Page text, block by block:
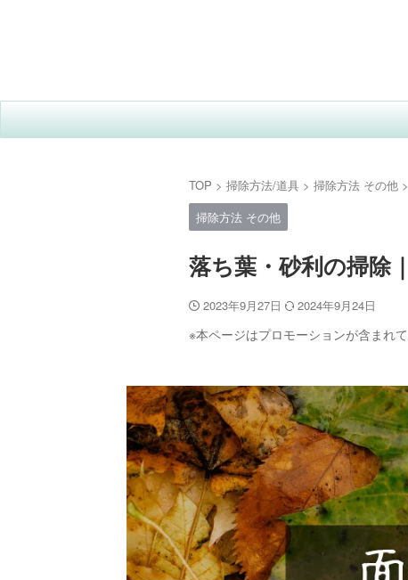
TOP > 掃除方法/道具 > 掃除方法 その他 >
掃除方法 その他
落ち葉・砂利の掃除
2023年9月27日 2024年9月24日
※本ページはプロモーションが含まれ